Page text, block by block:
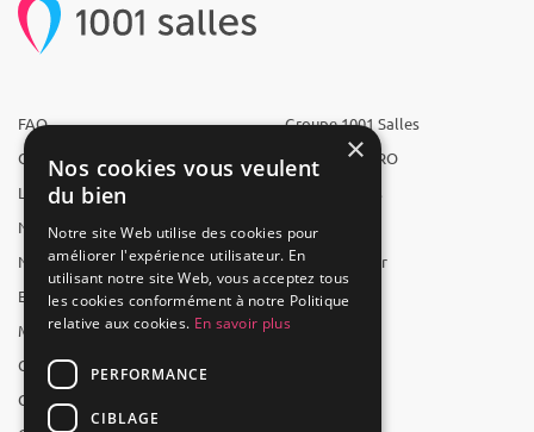
FAQ
Qui sommes-nous ?
L'équipe
Nous recrutons
Nos partenaires
Espace presse
Mentions légales
CGV
CGU
Groupe 1001 Salles
1001 Salles PRO
1001 Traiteurs
1001 Artistes
Reserverunbar
MP2
×
Nos cookies vous veulent
du bien
Notre site Web utilise des cookies pour
améliorer l'expérience utilisateur. En
utilisant notre site Web, vous acceptez tous
les cookies conformément à notre Politique
relative aux cookies. En savoir plus
PERFORMANCE
CIBLAGE